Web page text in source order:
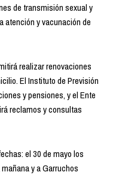
de transmisión sexual y
atención y vacunación de
realizar renovaciones
El Instituto de Previsión
y pensiones, y el Ente
reclamos y consultas
el 30 de mayo los
y a Garruchos